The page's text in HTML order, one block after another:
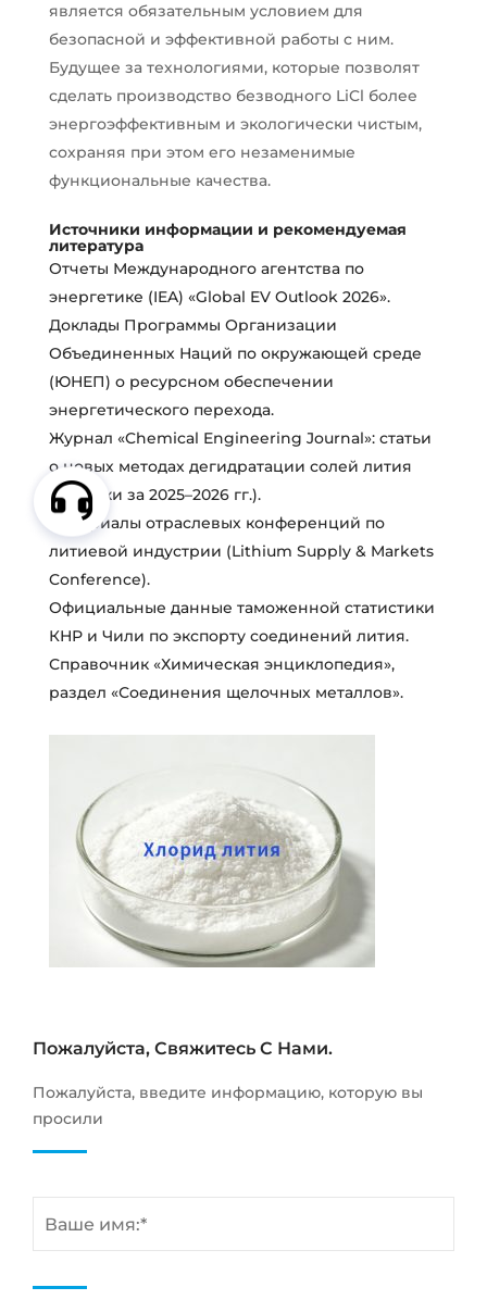
является обязательным условием для
безопасной и эффективной работы с ним.
Будущее за технологиями, которые позволят
сделать производство безводного LiCl более
энергоэффективным и экологически чистым,
сохраняя при этом его незаменимые
функциональные качества.
Источники информации и рекомендуемая
литература
Отчеты Международного агентства по
энергетике (IEA) «Global EV Outlook 2026».
Доклады Программы Организации
Объединенных Наций по окружающей среде
(ЮНЕП) о ресурсном обеспечении
энергетического перехода.
Журнал «Chemical Engineering Journal»: статьи
о новых методах дегидратации солей лития
(выпуски за 2025–2026 гг.).
Материалы отраслевых конференций по
литиевой индустрии (Lithium Supply & Markets
Conference).
Официальные данные таможенной статистики
КНР и Чили по экспорту соединений лития.
Справочник «Химическая энциклопедия»,
раздел «Соединения щелочных металлов».
Пожалуйста, Свяжитесь С Нами.
Пожалуйста, введите информацию, которую вы
просили